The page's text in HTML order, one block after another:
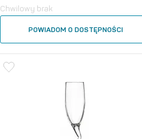
Chwilowy brak
POWIADOM O DOSTĘPNOŚCI